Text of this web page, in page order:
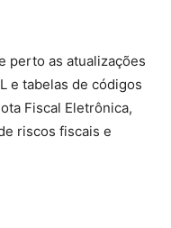
perto as atualizações
e tabelas de códigos
Fiscal Eletrônica,
riscos fiscais e